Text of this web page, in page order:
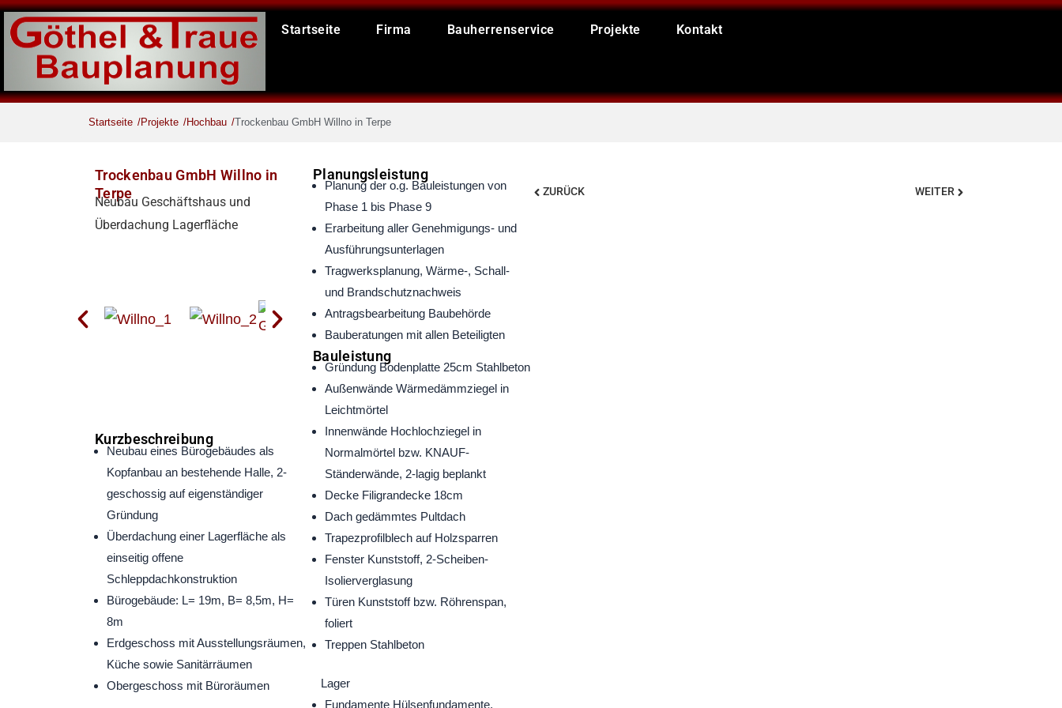
Zum
Inhalt
springen
Startseite Firma Bauherrenservice Projekte Kontakt
Startseite Projekte Hochbau Trockenbau GmbH Willno in Terpe
Trockenbau GmbH Willno in
Terpe
Neubau Geschäftshaus und
Überdachung Lagerfläche
Kurzbeschreibung
Neubau eines Bürogebäudes als
Kopfanbau an bestehende Halle, 2-
geschossig auf eigenständiger
Gründung
Überdachung einer Lagerfläche als
einseitig offene
Schleppdachkonstruktion
Bürogebäude: L= 19m, B= 8,5m, H=
8m
Erdgeschoss mit Ausstellungsräumen,
Küche sowie Sanitärräumen
Obergeschoss mit Büroräumen
Planungsleistung
Planung der o.g. Bauleistungen von
Phase 1 bis Phase 9
Erarbeitung aller Genehmigungs- und
Ausführungsunterlagen
Tragwerksplanung, Wärme-, Schall-
und Brandschutznachweis
Antragsbearbeitung Baubehörde
Bauberatungen mit allen Beteiligten
Bauleistung
Gründung Bodenplatte 25cm Stahlbeton
Außenwände Wärmedämmziegel in
Leichtmörtel
Innenwände Hochlochziegel in
Normalmörtel bzw. KNAUF-
Ständerwände, 2-lagig beplankt
Decke Filigrandecke 18cm
Dach gedämmtes Pultdach
Trapezprofilblech auf Holzsparren
Fenster Kunststoff, 2-Scheiben-
Isolierverglasung
Türen Kunststoff bzw. Röhrenspan,
foliert
Treppen Stahlbeton
Lager
Fundamente Hülsenfundamente,
ZURÜCK
WEITER